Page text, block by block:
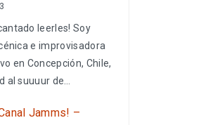
leerles! Soy
e improvisadora
en Concepción, Chile,
al suuuur de…
Jamms! –